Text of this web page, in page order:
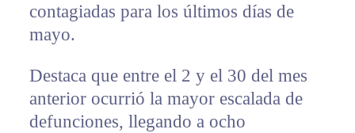
contagiadas para los últimos días de
mayo.
Destaca que entre el 2 y el 30 del mes
anterior ocurrió la mayor escalada de
defunciones, llegando a ocho